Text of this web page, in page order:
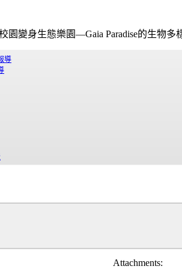
校園變身生態樂園—Gaia Paradise的生物多
導
Attachments: